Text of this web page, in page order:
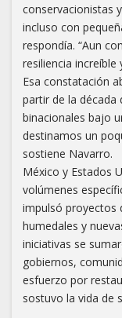
conservacionistas
incluso con
respondía. “Aun
resiliencia increíble
Esa constatación
partir de la década
binacionales bajo
destinamos un
sostiene Navarro.
México y Estados
volúmenes
impulsó proyectos
humedales y
iniciativas se
gobiernos,
esfuerzo por
sostuvo la vida de